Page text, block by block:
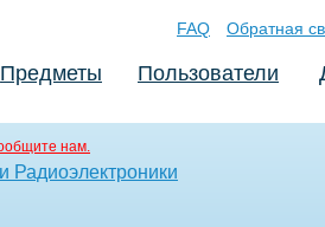
FAQ Обратная
Предметы Пользователи
нам.
Радиоэлектроники